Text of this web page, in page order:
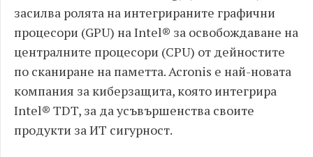
засилва ролята на интегрираните графични
процесори (GPU) на Intel® за освобождаване на
централните процесори (CPU) от дейностите
по сканиране на паметта. Acronis е най-новата
компания за киберзащита, която интегрира
Intel® TDT, за да усъвършенства своите
продукти за ИТ сигурност.